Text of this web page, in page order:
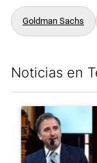
Goldman Sachs
Noticias en
Un artículo de